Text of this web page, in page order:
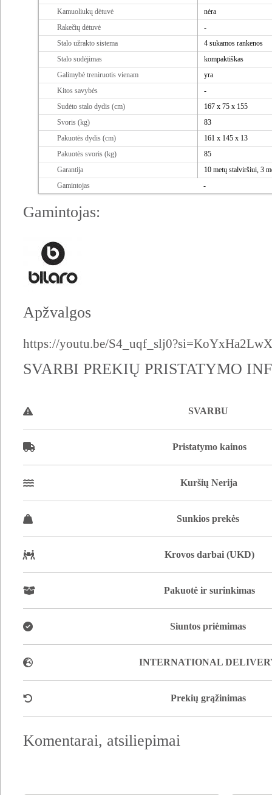
Kamuoliukų dėtuvė
nėra
Rakečių dėtuvė
-
Stalo užrakto sistema
4 sukamos rankenos
Stalo sudėjimas
kompaktiškas
Galimybė treniruotis vienam
yra
Kitos savybės
-
Sudėto stalo dydis (cm)
167 x 75 x 155
Svoris (kg)
83
Pakuotės dydis (cm)
161 x 145 x 13
Pakuotės svoris (kg)
85
Garantija
10 metų stalviršiui, 3
Gamintojas
-
Gamintojas:
Apžvalgos
https://youtu.be/
SVARBI PREKIŲ PRISTATYMO
SVARBU
Pristatymo kainos
Kuršių Nerija
Sunkios prekės
Krovos darbai (UKD)
Pakuotė ir surinkimas
Siuntos priėmimas
INTERNATIONAL
Prekių grąžinimas
Komentarai, atsiliepimai